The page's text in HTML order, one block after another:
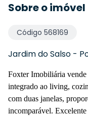
Sobre o imóvel
Código 568169
Jardim do Salso -
Foxter Imobiliária
integrado ao living,
com duas janelas,
incomparável.